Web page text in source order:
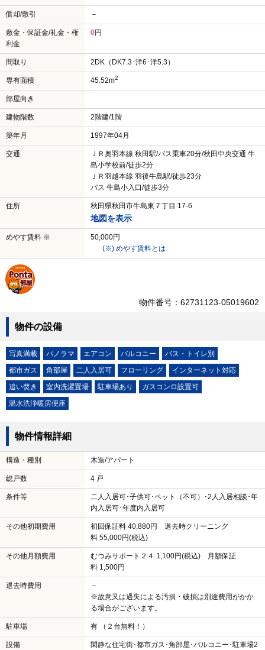
償却/敷引 －
敷金・保証金/礼金・権
利金
0円
間取り 2DK（DK7.3･洋6･洋5.3）
専有面積 45.52m2
部屋向き
建物階数 2階建/1階
築年月 1997年04月
交通
ＪＲ奥羽本線 秋田駅/バス乗車20分/秋田中央交通 牛
島小学校前/徒歩2分
ＪＲ羽越本線 羽後牛島駅/徒歩23分
バス 牛島小入口/徒歩3分
住所 秋田県秋田市牛島東７丁目 17-6
地図を表示
めやす賃料 ※
50,000円
(※) めやす賃料とは
物件番号：62731123-05019602
物件の設備
写真満載 パノラマ エアコン バルコニー
バス・トイレ別
都市ガス
角部屋 二人入居可 フローリング
インターネット対応
追い焚き
室内洗濯置場 駐車場あり
ガスコンロ設置可
温水洗浄暖房便座
物件情報詳細
構造・種別 木造/アパート
総戸数 4 戸
条件等
二人入居可･子供可･ペット（不可）･2人入居相談･年
内入居可･年度内入居可
その他初期費用
初回保証料 40,880円 退去時クリーニング
料 55,000円(税込)
その他月額費用
むつみサポート２４ 1,100円(税込) 月額保証
料 1,500円
退去時費用
－
※故意又は過失による汚損・破損は別途費用がかか
る場合がございます。
駐車場 有 （２台無料！）
設備 閑静な住宅街･都市ガス･角部屋･バルコニー･駐車場2